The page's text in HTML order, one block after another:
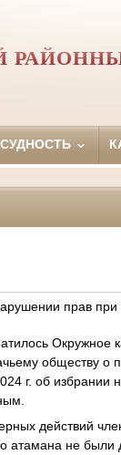
прав
Окружное
обществу о
г. об избрании
действий
атамана не